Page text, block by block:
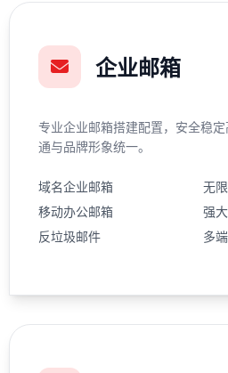
企业邮箱
专业企业邮箱搭建配置，安全稳
通与品牌形象统一。
域名企业邮箱
无
移动办公邮箱
强
反垃圾邮件
多